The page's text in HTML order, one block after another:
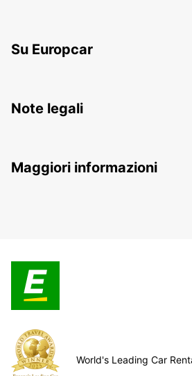
Su Europcar
Note legali
Maggiori informazioni
World's Leading Car